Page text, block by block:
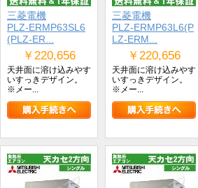
三菱電機
PLZ-ERMP63SL6
(PLZ-ER...
￥220,656
天井面に溶け込みやす
いすっきデザイン。
※メー...
三菱電機
PLZ-ERMP63L6(P
LZ-ERM...
￥220,656
天井面に溶け込みやす
いすっきデザイン。
※メー...